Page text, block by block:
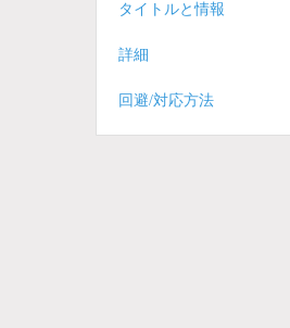
タイトルと情報
詳細
回避/対応方法